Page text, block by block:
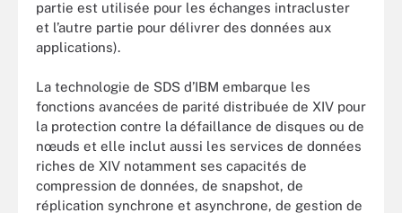
partie est utilisée pour les échanges intracluster
et l’autre partie pour délivrer des données aux
applications).
La technologie de SDS d’IBM embarque les
fonctions avancées de parité distribuée de XIV pour
la protection contre la défaillance de disques ou de
nœuds et elle inclut aussi les services de données
riches de XIV notamment ses capacités de
compression de données, de snapshot, de
réplication synchrone et asynchrone, de gestion de